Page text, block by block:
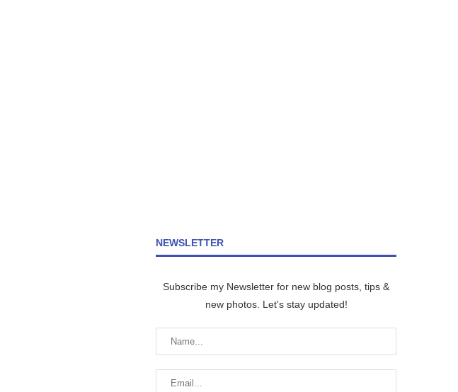
NEWSLETTER
Subscribe my Newsletter for new blog posts, tips &
new photos. Let's stay updated!